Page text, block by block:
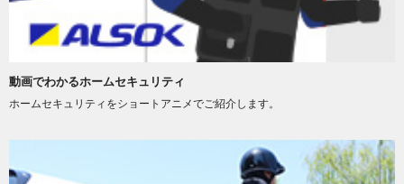
動画でわかるホームセキュリティ
ホームセキュリティをショートアニメでご紹介します。